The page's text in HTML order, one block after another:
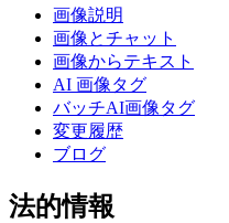
画像説明
画像とチャット
画像からテキスト
AI 画像タグ
バッチAI画像タグ
変更履歴
ブログ
法的情報